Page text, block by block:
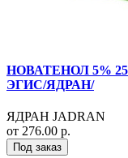
НОВАТЕНОЛ 5%
ЭГИС/ЯДРАН/
ЯДРАН JADRAN
от 276.00 р.
Под заказ